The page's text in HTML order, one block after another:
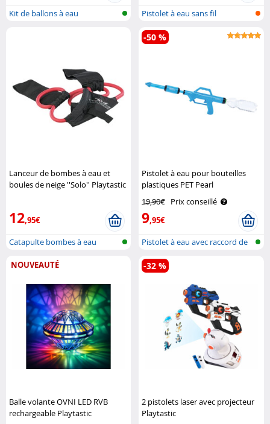
Kit de ballons à eau
Pistolet à eau sans fil
Lanceur de bombes à eau et
boules de neige ''Solo'' Playtastic
12,95€
Catapulte bombes à eau
Pistolet à eau pour bouteilles
plastiques PET Pearl
19,90€ Prix conseillé
9,95€
-50 %
Pistolet à eau avec raccord de
bout..
NOUVEAUTÉ
Balle volante OVNI LED RVB
rechargeable Playtastic
2 pistolets laser avec projecteur
Playtastic
-32 %